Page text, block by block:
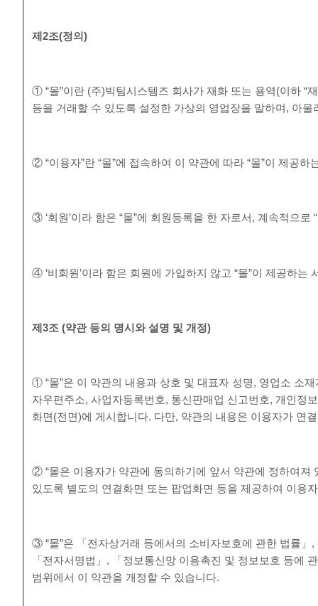
제2조(정의)
① “몰”이란 (주)빅팀시스템즈 회사가 재화 또는 용역(이하 “
등을 거래할 수 있도록 설정한 가상의 영업장을 말하며, 아
② “이용자”란 “몰”에 접속하여 이 약관에 따라 “몰”이 제공
③ ‘회원’이라 함은 “몰”에 회원등록을 한 자로서, 계속적으
④ ‘비회원’이라 함은 회원에 가입하지 않고 “몰”이 제공하는
제3조(약관 등의 명시와 설명 및 개정)
① “몰”은 이 약관의 내용과 상호 및 대표자 성명, 영업소 소
자우편주소, 사업자등록번호, 통신판매업 신고번호, 개인정
화면(전면)에 게시합니다. 다만, 약관의 내용은 이용자가 연
② “몰은 이용자가 약관에 동의하기에 앞서 약관에 정하여져
있도록 별도의 연결화면 또는 팝업화면 등을 제공하여 이용
③ “몰”은 「전자상거래 등에서의 소비자보호에 관한 법률
「전자서명법」, 「정보통신망 이용촉진 및 정보보호 등에
범위에서 이 약관을 개정할 수 있습니다.